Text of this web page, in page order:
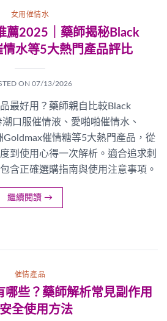
女用催情水
薦2025｜藥師揭秘Black
水等5大熱門產品評比
ON 07/13/2026
最好用？藥師親自比較Black
口服催情液、愛啪啪催情水、
Goldmax催情糖等5大熱門產品，從
到使用心得一次解析。適合追求刺
含正確選購指南與使用注意事項。
繼續閱讀 →
催情產品
哪些？藥師解析常見副作用
全使用方法